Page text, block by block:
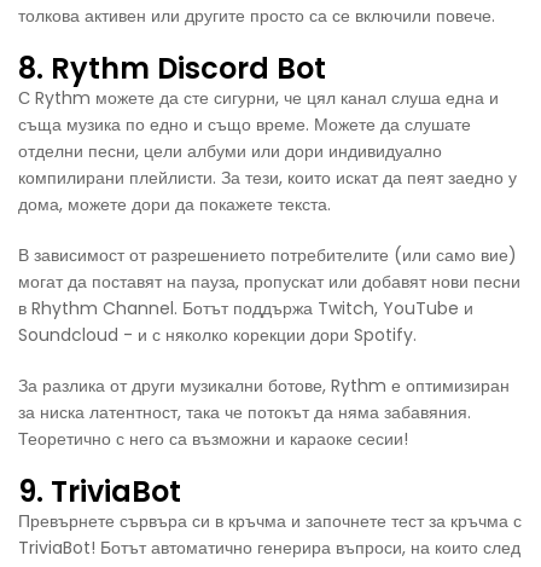
толкова активен или другите просто са се включили повече.
8. Rythm Discord Bot
С Rythm можете да сте сигурни, че цял канал слуша една и
съща музика по едно и също време. Можете да слушате
отделни песни, цели албуми или дори индивидуално
компилирани плейлисти. За тези, които искат да пеят заедно у
дома, можете дори да покажете текста.
В зависимост от разрешението потребителите (или само вие)
могат да поставят на пауза, пропускат или добавят нови песни
в Rhythm Channel. Ботът поддържа Twitch, YouTube и
Soundcloud - и с няколко корекции дори Spotify.
За разлика от други музикални ботове, Rythm е оптимизиран
за ниска латентност, така че потокът да няма забавяния.
Теоретично с него са възможни и караоке сесии!
9. TriviaBot
Превърнете сървъра си в кръчма и започнете тест за кръчма с
TriviaBot! Ботът автоматично генерира въпроси, на които след